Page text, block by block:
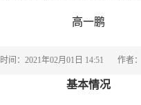
高一鹏
时间：2021年02月01日 14:51 作者：
基本情况